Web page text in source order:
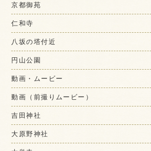
京都御苑
仁和寺
八坂の塔付近
円山公園
動画・ムービー
動画（前撮りムービー）
吉田神社
大原野神社